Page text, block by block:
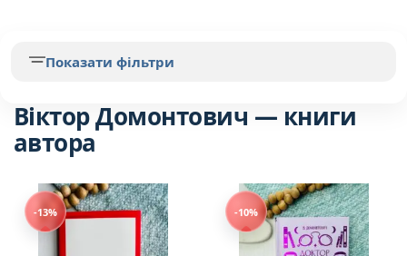
Віктор Домонтович — книги
автора
-13% -10%
Показати фільтри